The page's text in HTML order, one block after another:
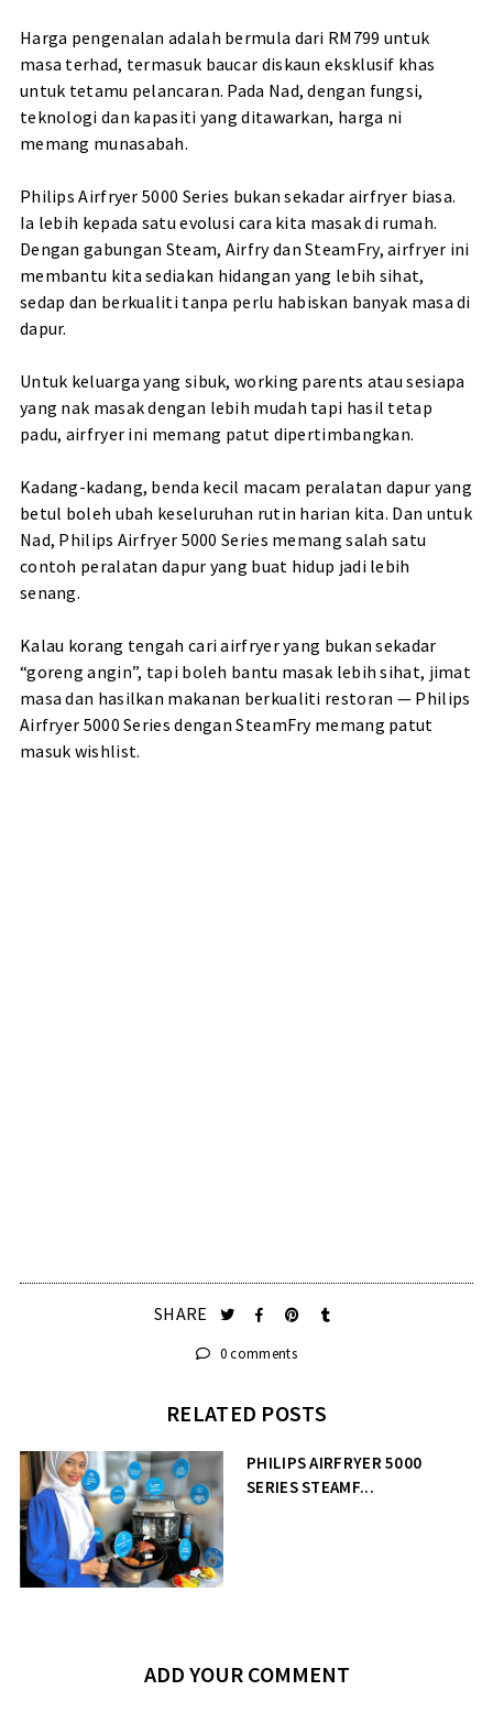
Harga pengenalan adalah bermula dari RM799 untuk
masa terhad, termasuk baucar diskaun eksklusif khas
untuk tetamu pelancaran. Pada Nad, dengan fungsi,
teknologi dan kapasiti yang ditawarkan, harga ni
memang munasabah.
Philips Airfryer 5000 Series bukan sekadar airfryer biasa.
Ia lebih kepada satu evolusi cara kita masak di rumah.
Dengan gabungan Steam, Airfry dan SteamFry, airfryer ini
membantu kita sediakan hidangan yang lebih sihat,
sedap dan berkualiti tanpa perlu habiskan banyak masa di
dapur.
Untuk keluarga yang sibuk, working parents atau sesiapa
yang nak masak dengan lebih mudah tapi hasil tetap
padu, airfryer ini memang patut dipertimbangkan.
Kadang-kadang, benda kecil macam peralatan dapur yang
betul boleh ubah keseluruhan rutin harian kita. Dan untuk
Nad, Philips Airfryer 5000 Series memang salah satu
contoh peralatan dapur yang buat hidup jadi lebih
senang.
Kalau korang tengah cari airfryer yang bukan sekadar
“goreng angin”, tapi boleh bantu masak lebih sihat, jimat
masa dan hasilkan makanan berkualiti restoran — Philips
Airfryer 5000 Series dengan SteamFry memang patut
masuk wishlist.
SHARE
0 comments
RELATED POSTS
PHILIPS AIRFRYER 5000
SERIES STEAMF...
ADD YOUR COMMENT